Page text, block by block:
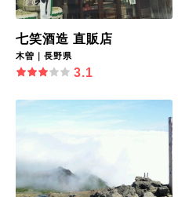
七笑酒造 直販店
木曽｜長野県
3.1